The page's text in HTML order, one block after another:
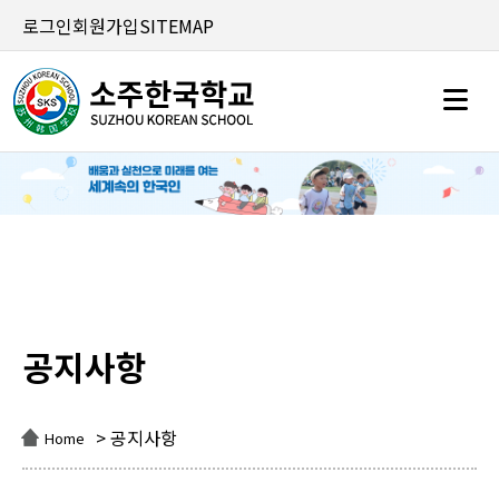
로그인회원가입SITEMAP
공지사항
Home > 공지사항